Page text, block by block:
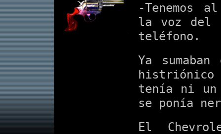
-Tenemos
la voz del
teléfono.
Ya
histriónico
tenía ni un
se ponía
El